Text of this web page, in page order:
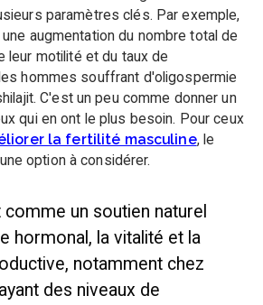
paramètres clés. Par exemple,
augmentation du nombre total de
leur motilité et du taux de
hommes souffrant d'oligospermie
C'est un peu comme donner un
qui en ont le plus besoin. Pour ceux
la fertilité masculine, le
option à considérer.
comme un soutien naturel
hormonal, la vitalité et la
notamment chez
des niveaux de